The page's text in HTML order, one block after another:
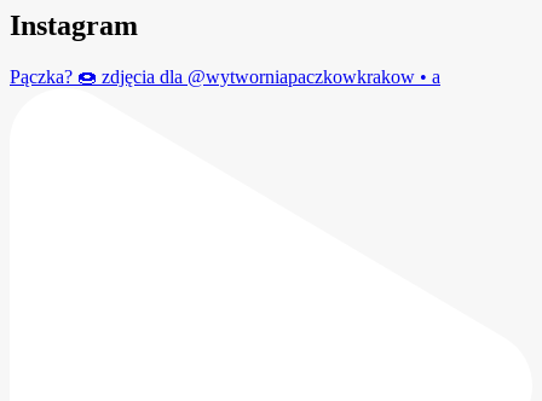
Instagram
Pączka? 🍩 zdjęcia dla @wytworniapaczkowkrakow • a